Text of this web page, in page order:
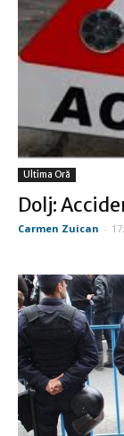
Ultima Oră
Dolj:
Carmen Zuican -